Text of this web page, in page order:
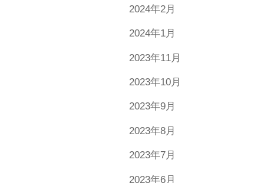
2024年2月
2024年1月
2023年11月
2023年10月
2023年9月
2023年8月
2023年7月
2023年6月